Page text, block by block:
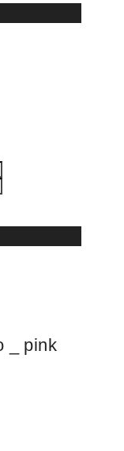
_ pink